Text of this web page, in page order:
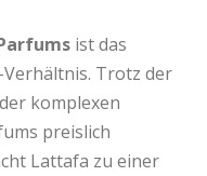
ist das
Trotz der
komplexen
preislich
Lattafa zu einer